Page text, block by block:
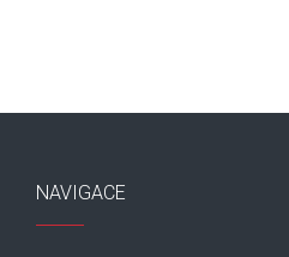
NAVIGACE